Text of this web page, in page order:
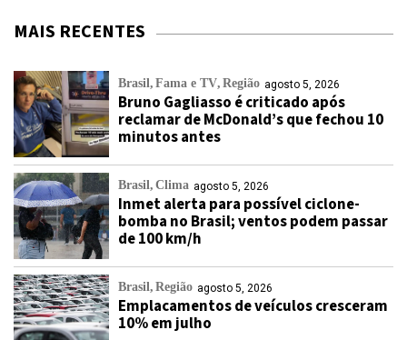
MAIS RECENTES
Brasil Fama e TV Região agosto 5, 2026
Bruno Gagliasso é criticado após
reclamar de McDonald’s que fechou 10
minutos antes
Brasil Clima agosto 5, 2026
Inmet alerta para possível ciclone-
bomba no Brasil; ventos podem passar
de 100 km/h
Brasil Região agosto 5, 2026
Emplacamentos de veículos cresceram
10% em julho